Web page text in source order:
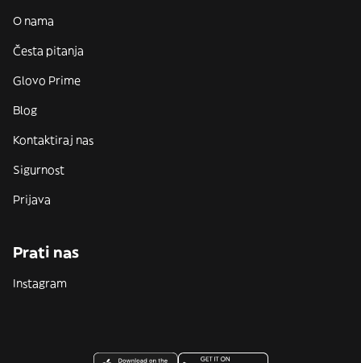
O nama
Česta pitanja
Glovo Prime
Blog
Kontaktiraj nas
Sigurnost
Prijava
Prati nas
Instagram